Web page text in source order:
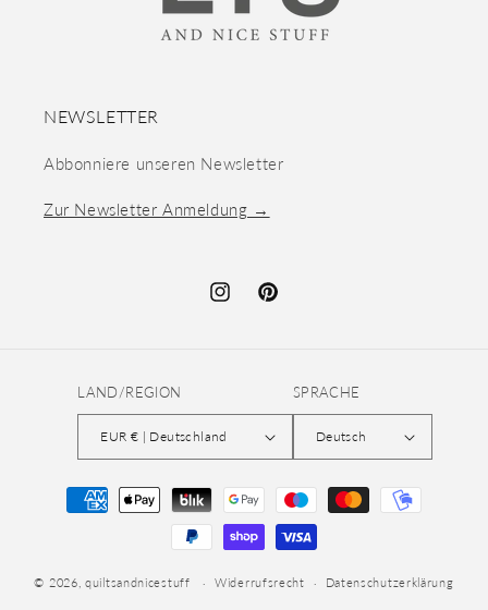
NEWSLETTER
Abbonniere unseren Newsletter
Zur Newsletter Anmeldung →
InstagramPinterest
LAND/REGION
EUR € | Deutschland
SPRACHE
Deutsch
Zahlungsmethoden
© 2026,quiltsandnicestuff Widerrufsrecht Datenschutzerklärung